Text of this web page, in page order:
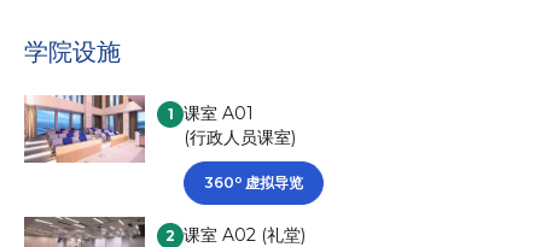
学院设施
1 课室 A01
(行政人员课室)
360o 虚拟导览
2 课室 A02 (礼堂)